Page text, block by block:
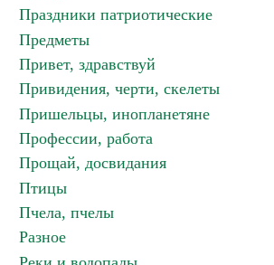
Праздники патриотические
Предметы
Привет, здравствуй
Привидения, черти, скелеты
Пришельцы, инопланетяне
Профессии, работа
Прощай, досвидания
Птицы
Пчела, пчелы
Разное